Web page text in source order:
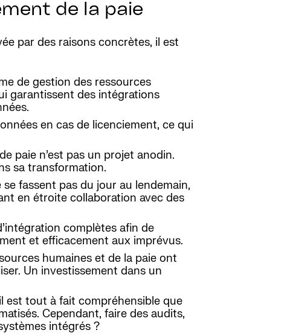
de la paie
par des raisons concrètes, il est
de gestion des ressources
garantissent des intégrations
en cas de licenciement, ce qui
paie n’est pas un projet anodin.
sa transformation.
fassent pas du jour au lendemain,
en étroite collaboration avec des
complètes afin de
et efficacement aux imprévus.
humaines et de la paie ont
Un investissement dans un
est tout à fait compréhensible que
Cependant, faire des audits,
intégrés ?